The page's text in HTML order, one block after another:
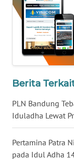
Berita
PLN Bandung
Iduladha Lewat
Pertamina Patra
pada Idul Adha
WN
JATIM
WN
WN
KALBAR
WN
KALTENG